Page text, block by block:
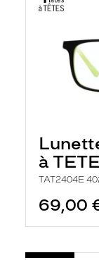
à
TAT2404E
69,00